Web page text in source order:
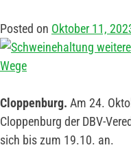
Posted on Oktober 11,
Cloppenburg. Am 24.
Cloppenburg der DBV-
sich bis zum 19.10. an.